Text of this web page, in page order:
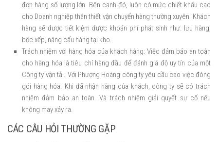
đơn hàng số lượng lớn. Bên cạnh đó, luôn có mức chiết khấu cao
cho Doanh nghiệp thân thiết vận chuyển hàng thường xuyên. Khách
hàng sẽ được tiết kiệm được khoản phí phát sinh như: lưu hàng,
bốc xếp, nâng cẩu hàng tại kho.
Trách nhiệm với hàng hóa của khách hàng: Việc đảm bảo an toàn
cho hàng hóa là tiêu chí hàng đầu để đánh giá độ uy tín của một
Công ty vận tải. Với Phượng Hoàng công ty yêu cầu cao việc đóng
gói hàng hóa. Khi đã nhận hàng của khách, công ty sẽ có trách
nhiệm đảm bảo an toàn. Và trách nhiệm giải quyết sự cố nếu
không may xảy ra.
CÁC CÂU HỎI THƯỜNG GẶP